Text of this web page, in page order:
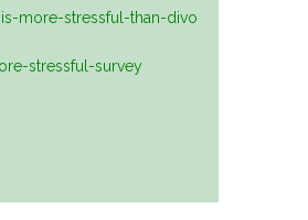
more-stressful-than-divo
stressful-survey